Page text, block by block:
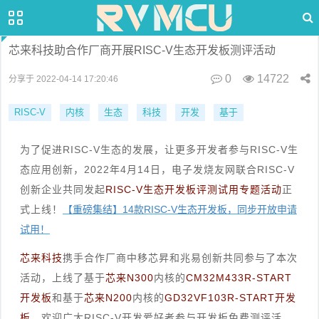
芯来科技助合作厂商开展RISC-V生态开发板测评活动
分享于 2022-04-14 17:20:46 0 14722
RISC-V 内核 生态 科技 开发 基于
为了促进RISC-V生态的发展，让更多开发者参与RISC-V生
态应用创新，2022年4月14日，电子发烧友网联合RISC-V
创新企业共同发起RISC-V生态开发板评测试用专题活动正
式上线！
【重磅集结】14款RISC-V生态开发板，同步开放申请
试用！
芯来科技携手合作厂商中移芯昇和兆易创新共同参与了本次
活动，上线了基于芯来N300内核的CM32M433R-START
开发板和基于芯来N200内核的GD32VF103R-START开发